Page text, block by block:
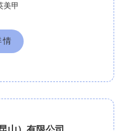
美甲
情